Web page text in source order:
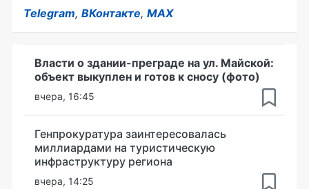
Telegram, ВКонтакте, MAX
Власти о здании-преграде на ул. Майской:
объект выкуплен и готов к сносу (фото)
вчера, 16:45
Генпрокуратура заинтересовалась
миллиардами на туристическую
инфраструктуру региона
вчера, 14:25